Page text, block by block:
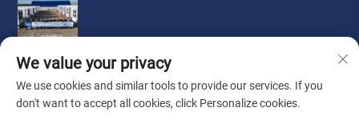
We value your privacy
We use cookies and similar tools to provide our services. If you
don't want to accept all cookies, click Personalize cookies.